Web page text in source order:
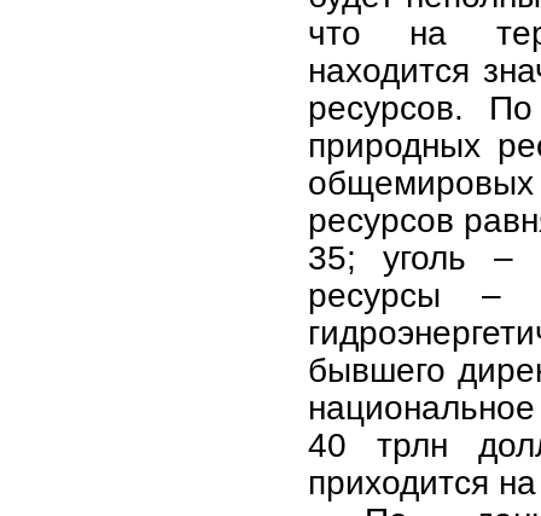
что на
находится
ресурсов.
природных
общемировых
ресурсов
35; уголь –
ресурсы –
бывшего
40 трлн
приходится